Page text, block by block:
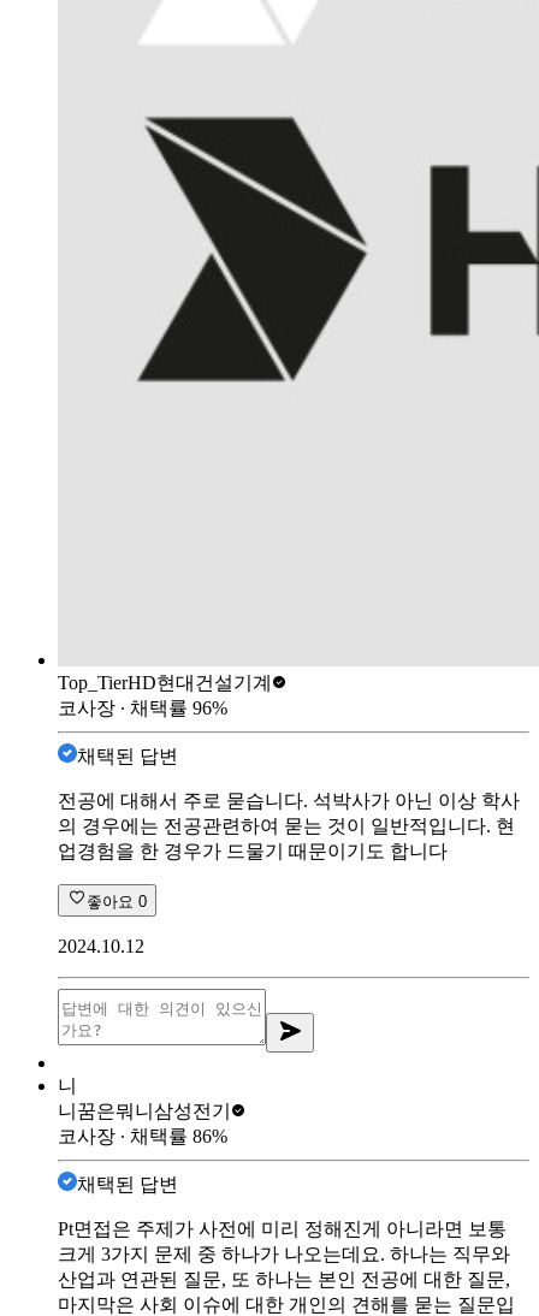
Top_TierHD현대건설기계
코사장 ∙ 채택률 96%
채택된 답변
전공에 대해서 주로 묻습니다. 석박사가 아닌 이상 학사
의 경우에는 전공관련하여 묻는 것이 일반적입니다. 현
업경험을 한 경우가 드물기 때문이기도 합니다
좋아요 0
2024.10.12
니
니꿈은뭐니 삼성전기
코사장 ∙ 채택률 86%
채택된 답변
Pt면접은 주제가 사전에 미리 정해진게 아니라면 보통
크게 3가지 문제 중 하나가 나오는데요. 하나는 직무와
산업과 연관된 질문, 또 하나는 본인 전공에 대한 질문,
마지막은 사회 이슈에 대한 개인의 견해를 묻는 질문입